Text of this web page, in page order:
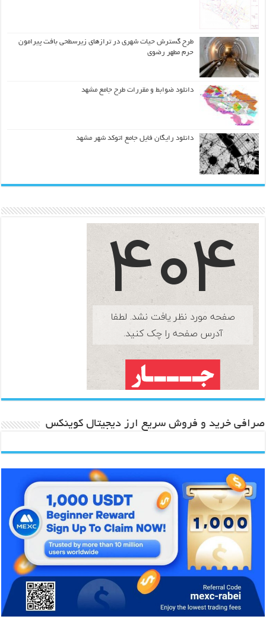
طرح گسترش حیات شهري در ترازهاي زیرسطحی بافت پیرامون
حرم مطهر رضوي
دانلود ضوابط و مقررات طرح جامع مشهد
دانلود رایگان فایل جامع اتوکد شهر مشهد
صرافی خرید و فروش سریع ارز دیجیتال کوینکس